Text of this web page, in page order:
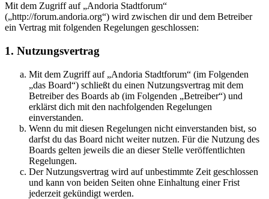
Mit dem Zugriff auf „Andoria Stadtforum“
(„http://forum.andoria.org“) wird zwischen dir und dem Betreiber
ein Vertrag mit folgenden Regelungen geschlossen:
1. Nutzungsvertrag
Mit dem Zugriff auf „Andoria Stadtforum“ (im Folgenden
„das Board“) schließt du einen Nutzungsvertrag mit dem
Betreiber des Boards ab (im Folgenden „Betreiber“) und
erklärst dich mit den nachfolgenden Regelungen
einverstanden.
Wenn du mit diesen Regelungen nicht einverstanden bist, so
darfst du das Board nicht weiter nutzen. Für die Nutzung des
Boards gelten jeweils die an dieser Stelle veröffentlichten
Regelungen.
Der Nutzungsvertrag wird auf unbestimmte Zeit geschlossen
und kann von beiden Seiten ohne Einhaltung einer Frist
jederzeit gekündigt werden.